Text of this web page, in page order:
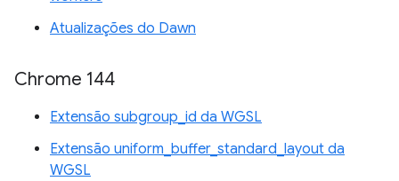
Atualizações do Dawn
Chrome 144
Extensão subgroup_id da WGSL
Extensão uniform_buffer_standard_layout da
WGSL